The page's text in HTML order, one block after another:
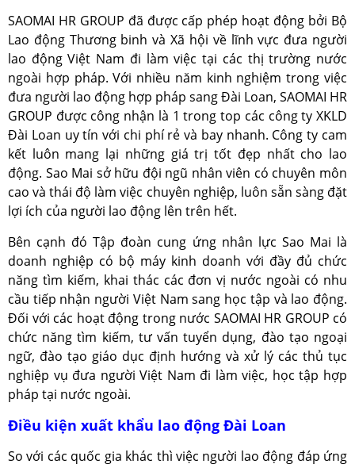
SAOMAI HR GROUP đã được cấp phép hoạt động bởi Bộ
Lao động Thương binh và Xã hội về lĩnh vực đưa người
lao động Việt Nam đi làm việc tại các thị trường nước
ngoài hợp pháp. Với nhiều năm kinh nghiệm trong việc
đưa người lao động hợp pháp sang Đài Loan, SAOMAI HR
GROUP được công nhận là 1 trong top các công ty XKLD
Đài Loan uy tín với chi phí rẻ và bay nhanh. Công ty cam
kết luôn mang lại những giá trị tốt đẹp nhất cho lao
động. Sao Mai sở hữu đội ngũ nhân viên có chuyên môn
cao và thái độ làm việc chuyên nghiệp, luôn sẵn sàng đặt
lợi ích của người lao động lên trên hết.
Bên cạnh đó Tập đoàn cung ứng nhân lực Sao Mai là
doanh nghiệp có bộ máy kinh doanh với đầy đủ chức
năng tìm kiếm, khai thác các đơn vị nước ngoài có nhu
cầu tiếp nhận người Việt Nam sang học tập và lao động.
Đối với các hoạt động trong nước SAOMAI HR GROUP có
chức năng tìm kiếm, tư vấn tuyển dụng, đào tạo ngoại
ngữ, đào tạo giáo dục định hướng và xử lý các thủ tục
nghiệp vụ đưa người Việt Nam đi làm việc, học tập hợp
pháp tại nước ngoài.
Điều kiện xuất khẩu lao động Đài Loan
So với các quốc gia khác thì việc người lao động đáp ứng